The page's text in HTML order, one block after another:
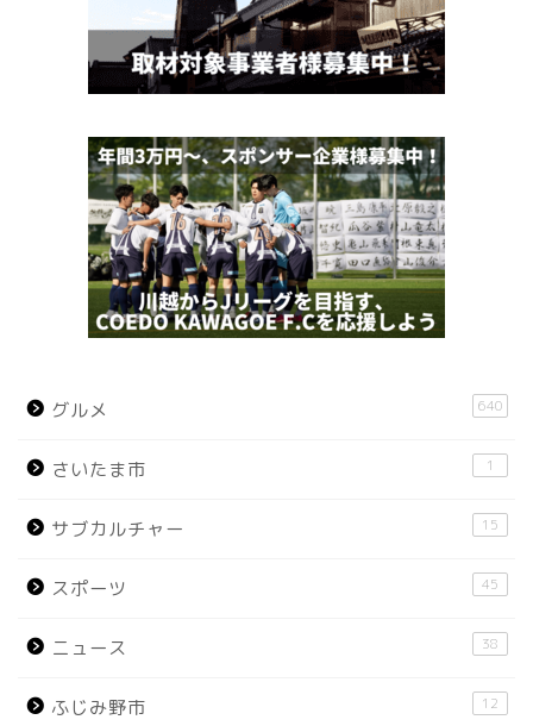
グルメ 640
さいたま市 1
サブカルチャー 15
スポーツ 45
ニュース 38
ふじみ野市 12